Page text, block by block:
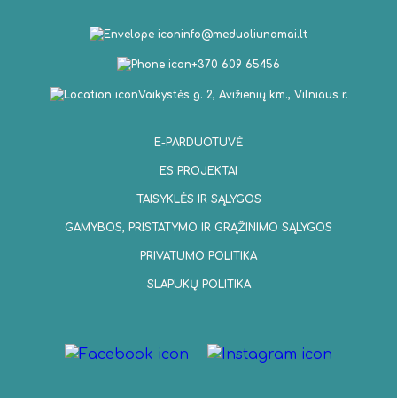
info@meduoliunamai.lt
+370 609 65456
Vaikystės g. 2, Avižienių km., Vilniaus r.
E-PARDUOTUVĖ
ES PROJEKTAI
TAISYKLĖS IR SĄLYGOS
GAMYBOS, PRISTATYMO IR GRĄŽINIMO SĄLYGOS
PRIVATUMO POLITIKA
SLAPUKŲ POLITIKA